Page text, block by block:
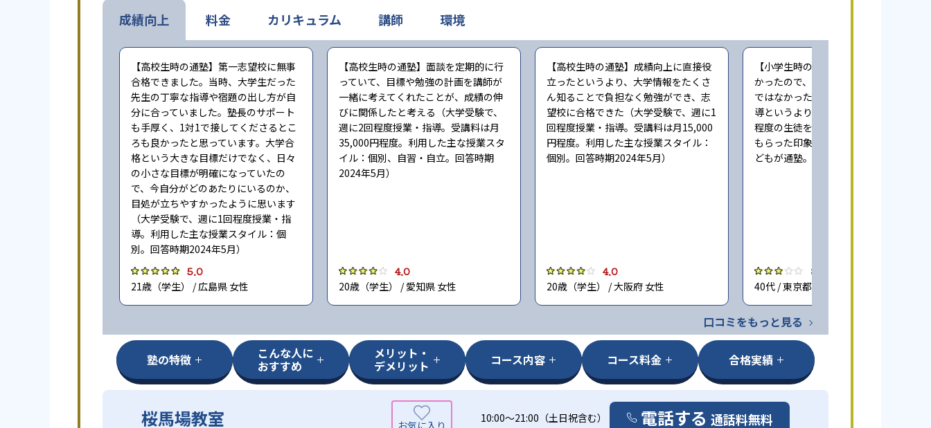
成績向上
【高校生時の通塾】第一志望校に無事
合格できました。当時、大学生だった
先生の丁寧な指導や宿題の出し方が自
分に合っていました。塾長のサポート
も手厚く、1対1で接してくださるとこ
ろも良かったと思っています。大学合
格という大きな目標だけでなく、日々
の小さな目標が明確になっていたの
で、今自分がどのあたりにいるのか、
目処が立ちやすかったように思います
（大学受験で、週に1回程度授業・指
導。利用した主な授業スタイル：個
別。回答時期2024年5月）
5.0
21歳（学生） / 広島県 女性
【高校生時の通塾】面談を定期的に行
っていて、目標や勉強の計画を講師が
一緒に考えてくれたことが、成績の伸
びに関係したと考える（大学受験で、
週に2回程度授業・指導。受講料は月
35,000円程度。利用した主な授業スタ
イル：個別、自習・自立。回答時期
2024年5月）
4.0
20歳（学生） / 愛知県 女性
【高校生時の通塾】成績向上に直接役
立ったというより、大学情報をたくさ
ん知ることで負担なく勉強ができ、志
望校に合格できた（大学受験で、週に1
回程度授業・指導。受講料は月15,000
円程度。利用した主な授業スタイル：
個別。回答時期2024年5月）
4.0
20歳（学生） / 大阪府 女性
【小学生時の通塾】本人にやる気が無
かったので、成績向上するという感じ
ではなかった。また指導自体も個人指
導というより、一人の先生が一度に3人
程度の生徒をみており、きちんとみて
もらった印象ではない（小学6年時に子
どもが通塾。回答時期:2023年3月）
3.0
40代 / 東京都 女性
口コミをもっと見る
料金 カリキュラム 講師 環境
塾の特徴 こんな人に
おすすめ
メリット・
デメリット コース内容 コース料金 合格実績
桜馬場教室 10:00〜21:00（土日祝含む） 電話する 通話料無料